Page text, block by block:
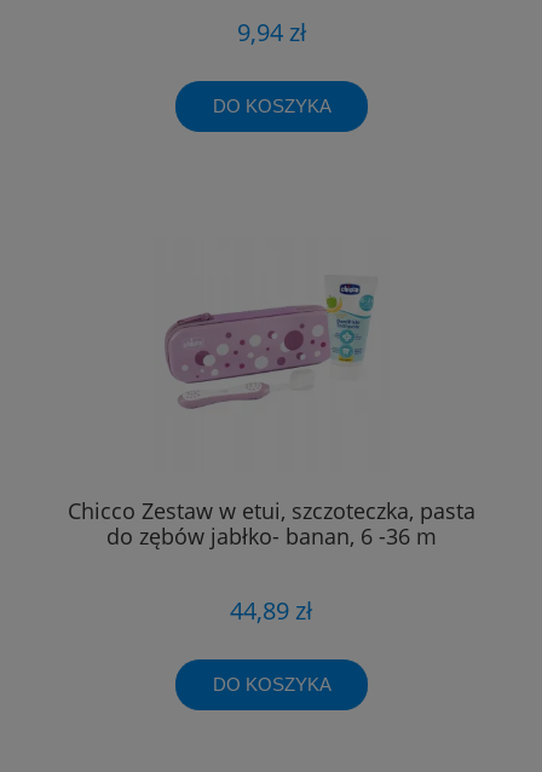
9,94 zł
DO KOSZYKA
Chicco Zestaw w etui, szczoteczka, pasta
do zębów jabłko- banan, 6 -36 m
44,89 zł
DO KOSZYKA